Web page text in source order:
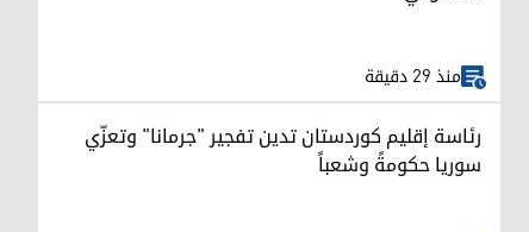
منذ 29 دقيقة
رئاسة إقليم كوردستان تدين تفجير "جرمانا" وتعزّي
سوريا حكومةً وشعباً